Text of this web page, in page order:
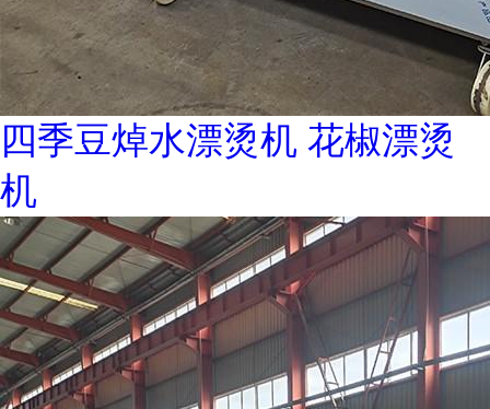
四季豆焯水漂烫机 花椒漂烫
机